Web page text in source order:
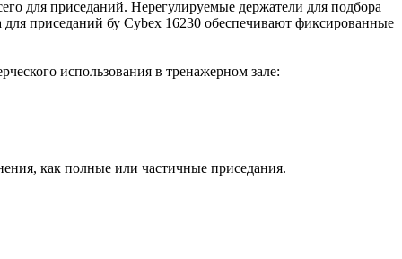
для приседаний. Нерегулируемые держатели для подбора
приседаний бу Cybex 16230 обеспечивают фиксированные
использования в тренажерном зале:
как полные или частичные приседания.